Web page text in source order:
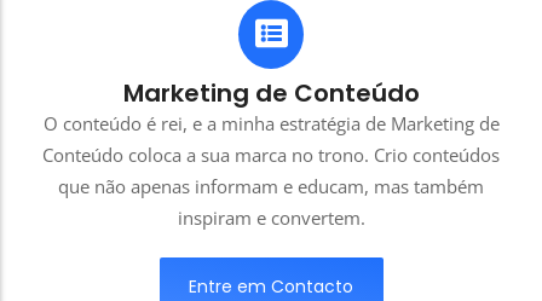
Marketing de Conteúdo
O conteúdo é rei, e a minha estratégia de Marketing de
Conteúdo coloca a sua marca no trono. Crio conteúdos
que não apenas informam e educam, mas também
inspiram e convertem.
Entre em Contacto